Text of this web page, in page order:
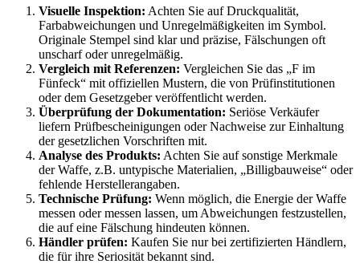
Visuelle Inspektion: Achten Sie auf Druckqualität,
Farbabweichungen und Unregelmäßigkeiten im Symbol.
Originale Stempel sind klar und präzise, Fälschungen oft
unscharf oder unregelmäßig.
Vergleich mit Referenzen: Vergleichen Sie das „F im
Fünfeck“ mit offiziellen Mustern, die von Prüfinstitutionen
oder dem Gesetzgeber veröffentlicht werden.
Überprüfung der Dokumentation: Seriöse Verkäufer
liefern Prüfbescheinigungen oder Nachweise zur Einhaltung
der gesetzlichen Vorschriften mit.
Analyse des Produkts: Achten Sie auf sonstige Merkmale
der Waffe, z.B. untypische Materialien, „Billigbauweise“ oder
fehlende Herstellerangaben.
Technische Prüfung: Wenn möglich, die Energie der Waffe
messen oder messen lassen, um Abweichungen festzustellen,
die auf eine Fälschung hindeuten können.
Händler prüfen: Kaufen Sie nur bei zertifizierten Händlern,
die für ihre Seriosität bekannt sind.